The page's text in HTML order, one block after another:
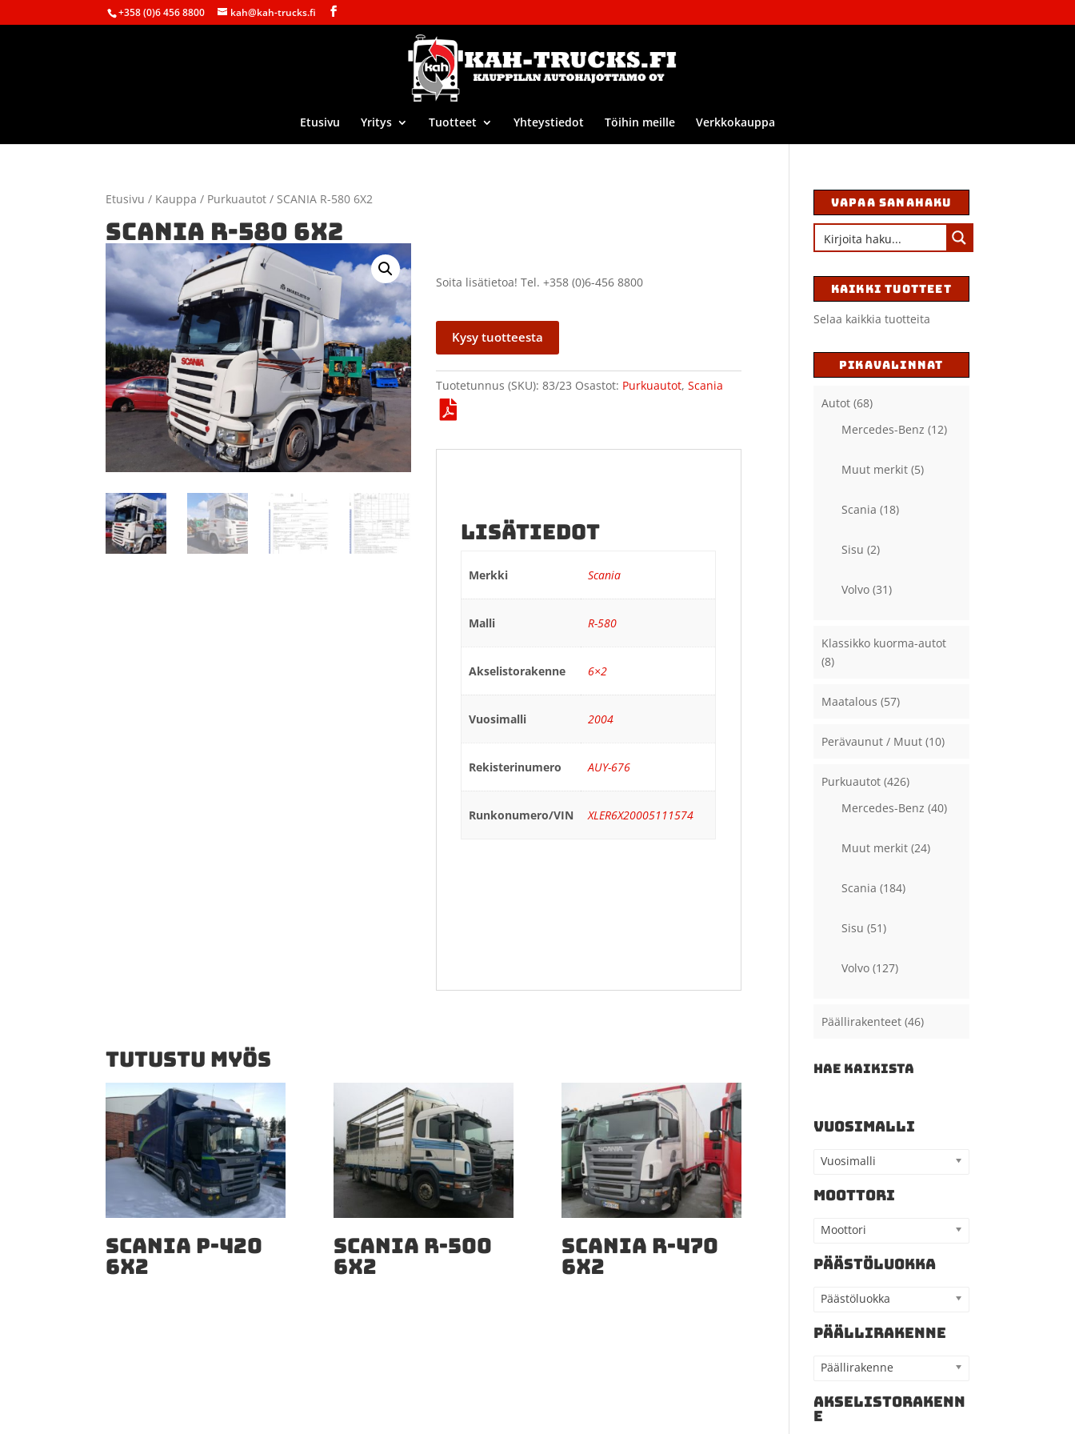
+358 (0)6 456 8800 kah@kah-trucks.fi
Etusivu Yritys Tuotteet Yhteystiedot Töihin meille Verkkokauppa
Etusivu / Kauppa / Purkuautot / SCANIA R-580 6X2
SCANIA R-580 6X2
Soita lisätietoa! Tel. +358 (0)6-456 8800
Kysy tuotteesta
Tuotetunnus (SKU):83/23 Osastot: Purkuautot,Scania
LISÄTIEDOT
Merkki Scania
Malli R-580
Akselistorakenne 6×2
Vuosimalli 2004
Rekisterinumero AUY-676
Runkonumero/VIN XLER6X20005111574
TUTUSTU MYÖS
SCANIA P-420
6X2
SCANIA R-500
6X2
SCANIA R-470
6X2
VAPAA SANAHAKU
KAIKKI TUOTTEET
Selaa kaikkia tuotteita
PIKAVALINNAT
Autot (68)
Mercedes-Benz (12)
Muut merkit (5)
Scania (18)
Sisu (2)
Volvo (31)
Klassikko kuorma-autot
(8)
Maatalous (57)
Perävaunut / Muut (10)
Purkuautot (426)
Mercedes-Benz (40)
Muut merkit (24)
Scania (184)
Sisu (51)
Volvo (127)
Päällirakenteet (46)
HAE KAIKISTA
VUOSIMALLI
Vuosimalli
MOOTTORI
Moottori
PÄÄSTÖLUOKKA
Päästöluokka
PÄÄLLIRAKENNE
Päällirakenne
AKSELISTORAKENN
E